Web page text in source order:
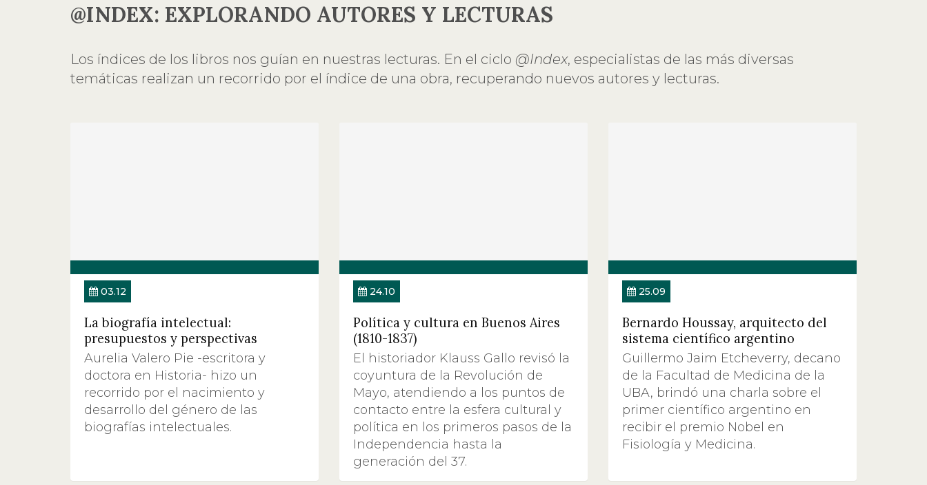
@INDEX: EXPLORANDO AUTORES Y LECTURAS
Los índices de los libros nos guían en nuestras lecturas. En el ciclo @Index, especialistas de las más diversas
temáticas realizan un recorrido por el índice de una obra, recuperando nuevos autores y lecturas.
03.12
La biografía intelectual:
presupuestos y perspectivas
Aurelia Valero Pie -escritora y
doctora en Historia- hizo un
recorrido por el nacimiento y
desarrollo del género de las
biografías intelectuales.
24.10
Política y cultura en Buenos Aires
(1810-1837)
El historiador Klauss Gallo revisó la
coyuntura de la Revolución de
Mayo, atendiendo a los puntos de
contacto entre la esfera cultural y
política en los primeros pasos de la
Independencia hasta la
generación del 37.
25.09
Bernardo Houssay, arquitecto del
sistema científico argentino
Guillermo Jaim Etcheverry, decano
de la Facultad de Medicina de la
UBA, brindó una charla sobre el
primer científico argentino en
recibir el premio Nobel en
Fisiología y Medicina.